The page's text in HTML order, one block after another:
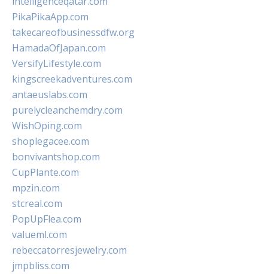
PikaPikaApp.com
takecareofbusinessdfw.org
HamadaOfJapan.com
VersifyLifestyle.com
kingscreekadventures.com
antaeuslabs.com
purelycleanchemdry.com
WishOping.com
shoplegacee.com
bonvivantshop.com
CupPlante.com
mpzin.com
stcreal.com
PopUpFlea.com
valueml.com
rebeccatorresjewelry.com
jmpbliss.com